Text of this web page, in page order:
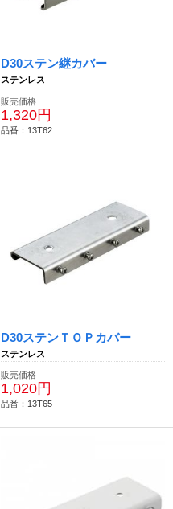
D30ステン継カバー
ステンレス
販売価格
1,320円
品番：13T62
D30ステンＴＯＰカバー
ステンレス
販売価格
1,020円
品番：13T65